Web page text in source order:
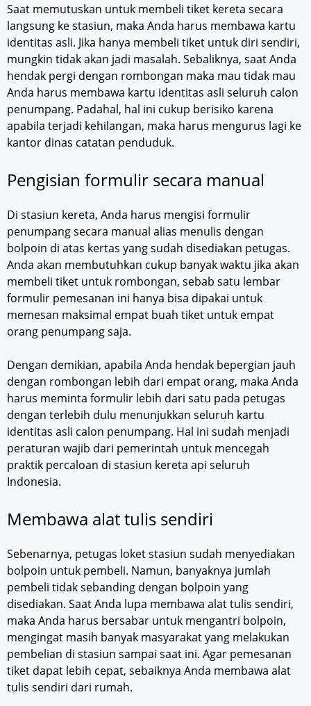
Saat memutuskan untuk membeli tiket kereta secara
langsung ke stasiun, maka Anda harus membawa kartu
identitas asli. Jika hanya membeli tiket untuk diri sendiri,
mungkin tidak akan jadi masalah. Sebaliknya, saat Anda
hendak pergi dengan rombongan maka mau tidak mau
Anda harus membawa kartu identitas asli seluruh calon
penumpang. Padahal, hal ini cukup berisiko karena
apabila terjadi kehilangan, maka harus mengurus lagi ke
kantor dinas catatan penduduk.
Pengisian formulir secara manual
Di stasiun kereta, Anda harus mengisi formulir
penumpang secara manual alias menulis dengan
bolpoin di atas kertas yang sudah disediakan petugas.
Anda akan membutuhkan cukup banyak waktu jika akan
membeli tiket untuk rombongan, sebab satu lembar
formulir pemesanan ini hanya bisa dipakai untuk
memesan maksimal empat buah tiket untuk empat
orang penumpang saja.
Dengan demikian, apabila Anda hendak bepergian jauh
dengan rombongan lebih dari empat orang, maka Anda
harus meminta formulir lebih dari satu pada petugas
dengan terlebih dulu menunjukkan seluruh kartu
identitas asli calon penumpang. Hal ini sudah menjadi
peraturan wajib dari pemerintah untuk mencegah
praktik percaloan di stasiun kereta api seluruh
Indonesia.
Membawa alat tulis sendiri
Sebenarnya, petugas loket stasiun sudah menyediakan
bolpoin untuk pembeli. Namun, banyaknya jumlah
pembeli tidak sebanding dengan bolpoin yang
disediakan. Saat Anda lupa membawa alat tulis sendiri,
maka Anda harus bersabar untuk mengantri bolpoin,
mengingat masih banyak masyarakat yang melakukan
pembelian di stasiun sampai saat ini. Agar pemesanan
tiket dapat lebih cepat, sebaiknya Anda membawa alat
tulis sendiri dari rumah.